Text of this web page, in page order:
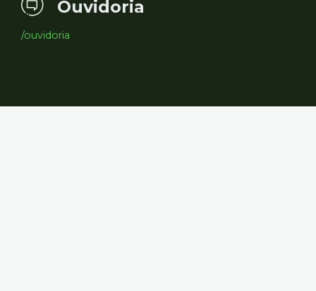
Ouvidoria
/ouvidoria